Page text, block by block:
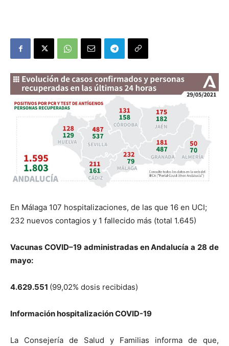
En Málaga 107 hospitalizaciones, de las que 16 en UCI;
232 nuevos contagios y 1 fallecido más (total 1.645)
Vacunas COVID–19 administradas en Andalucía a 28 de
mayo:
4.629.551 (99,02% dosis recibidas)
InformaciónhospitalizaciónCOVID-19
La Consejería de Salud y Familias informa de que,